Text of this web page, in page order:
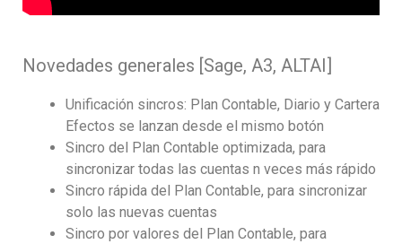
Novedades generales [Sage, A3, ALTAI]
Unificación sincros: Plan Contable, Diario y Cartera
Efectos se lanzan desde el mismo botón
Sincro del Plan Contable optimizada, para
sincronizar todas las cuentas n veces más rápido
Sincro rápida del Plan Contable, para sincronizar
solo las nuevas cuentas
Sincro por valores del Plan Contable, para